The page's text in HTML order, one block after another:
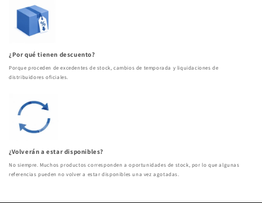
¿Por qué tienen descuento?
Porque proceden de excedentes de stock, cambios de temporada y liquidaciones de
distribuidores oficiales.
¿Volverán a estar disponibles?
No siempre. Muchos productos corresponden a oportunidades de stock, por lo que algunas
referencias pueden no volver a estar disponibles una vez agotadas.